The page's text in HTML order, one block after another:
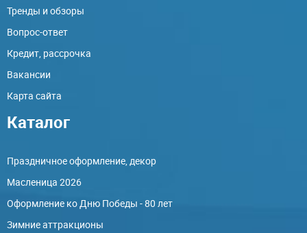
Тренды и обзоры
Вопрос-ответ
Кредит, рассрочка
Вакансии
Карта сайта
Каталог
Праздничное оформление, декор
Масленица 2026
Оформление ко Дню Победы - 80 лет
Зимние аттракционы